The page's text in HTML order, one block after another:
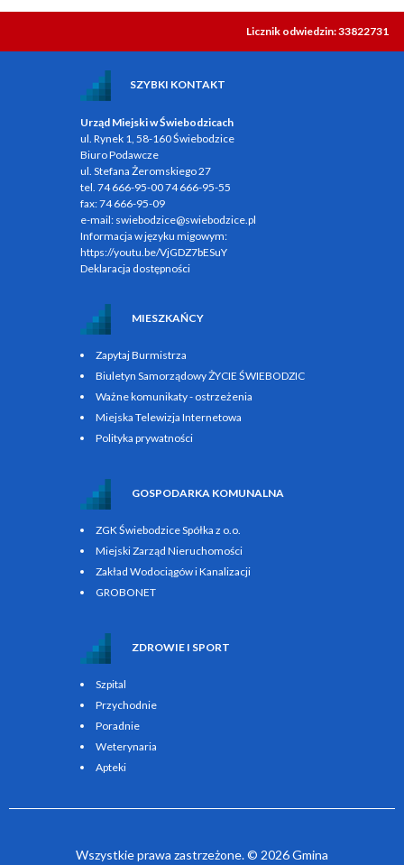
Licznik odwiedzin: 33822731
SZYBKI KONTAKT
Urząd Miejski w Świebodzicach
ul. Rynek 1, 58-160 Świebodzice
Biuro Podawcze
ul. Stefana Żeromskiego 27
tel. 74 666-95-0074 666-95-55
fax:74 666-95-09
e-mail: swiebodzice@swiebodzice.pl
Informacja w języku migowym:
https://youtu.be/VjGDZ7bESuY
Deklaracja dostępności
MIESZKAŃCY
Zapytaj Burmistrza
Biuletyn Samorządowy ŻYCIE ŚWIEBODZIC
Ważne komunikaty - ostrzeżenia
Miejska Telewizja Internetowa
Polityka prywatności
GOSPODARKA KOMUNALNA
ZGK Świebodzice Spółka z o.o.
Miejski Zarząd Nieruchomości
Zakład Wodociągów i Kanalizacji
GROBONET
ZDROWIE I SPORT
Szpital
Przychodnie
Poradnie
Weterynaria
Apteki
Wszystkie prawa zastrzeżone. © 2026 Gmina